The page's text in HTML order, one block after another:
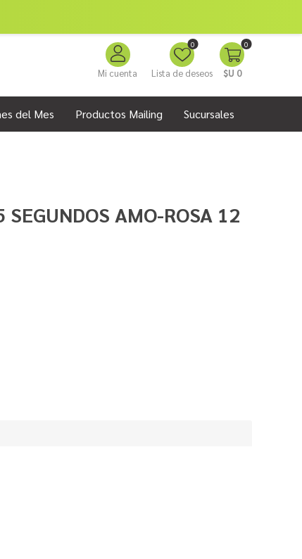
Mi cuenta Lista de deseos
0 0
$U 0
del Mes Productos Mailing Sucursales
SEGUNDOS AMO-ROSA 12